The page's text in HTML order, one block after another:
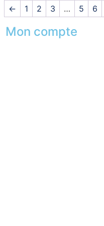
← 1 2 3 … 5 6
Mon compte